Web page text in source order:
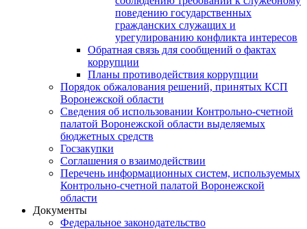
поведению государственных
гражданских служащих и
урегулированию конфликта интересов
Обратная связь для сообщений о фактах
коррупции
Планы противодействия коррупции
Порядок обжалования решений, принятых КСП
Воронежской области
Сведения об использовании Контрольно-счетной
палатой Воронежской области выделяемых
бюджетных средств
Госзакупки
Соглашения о взаимодействии
Перечень информационных систем, используемых
Контрольно-счетной палатой Воронежской
области
Документы
Федеральное законодательство